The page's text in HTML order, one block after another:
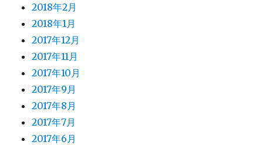
2018年2月
2018年1月
2017年12月
2017年11月
2017年10月
2017年9月
2017年8月
2017年7月
2017年6月